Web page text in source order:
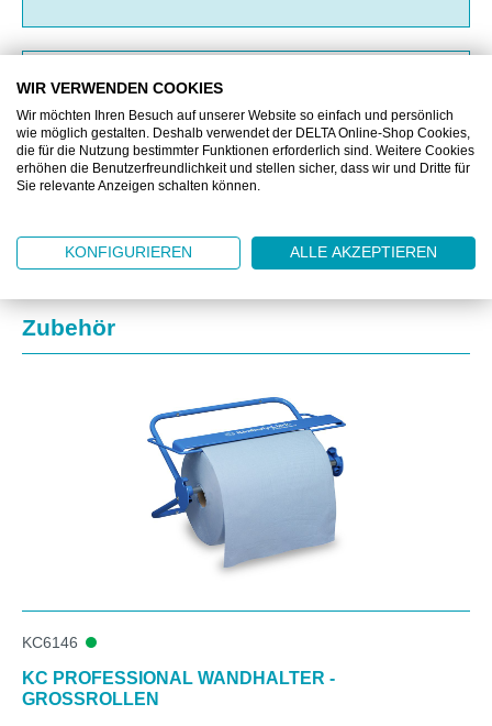
ZUSATZINFORMATIONEN
DOWNLOAD
Produktgalerie überspringen
Zubehör
KC6146
KC PROFESSIONAL WANDHALTER -
GROSSROLLEN
WIR VERWENDEN COOKIES
Wir möchten Ihren Besuch auf unserer Website so einfach und persönlich
wie möglich gestalten. Deshalb verwendet der DELTA Online-Shop Cookies,
die für die Nutzung bestimmter Funktionen erforderlich sind. Weitere Cookies
erhöhen die Benutzerfreundlichkeit und stellen sicher, dass wir und Dritte für
Sie relevante Anzeigen schalten können.
KONFIGURIEREN ALLE AKZEPTIEREN